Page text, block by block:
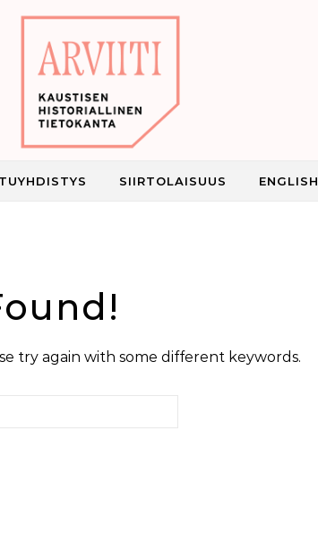
historiallinen tietokanta
SIIRTOLAISUUS ENGLISH
try again with some different keywords.